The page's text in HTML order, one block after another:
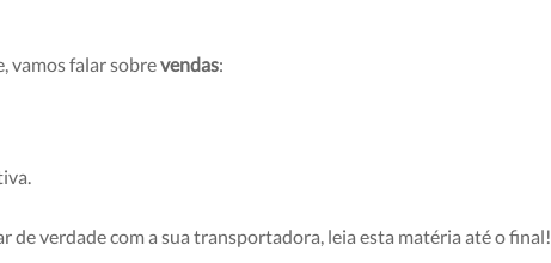
vamos falar sobrevendas:
de verdade com a sua transportadora, leia esta matéria até o final!